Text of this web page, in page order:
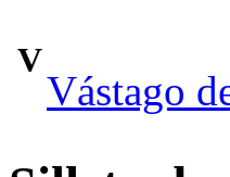
V
Vástago